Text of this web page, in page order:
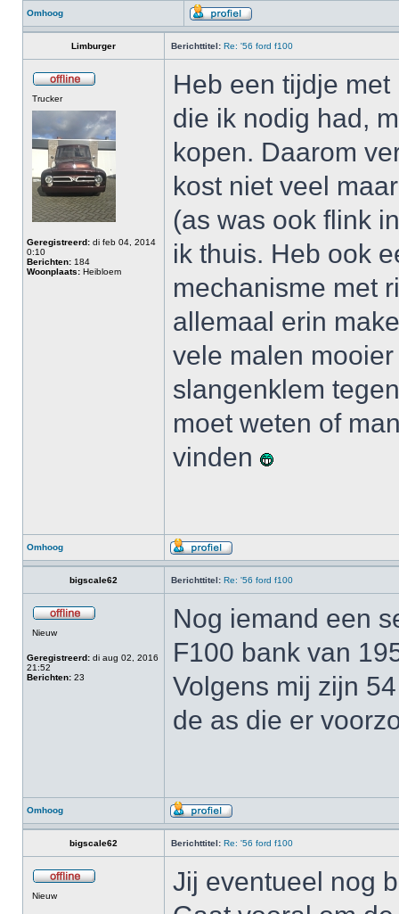
Omhoog
Limburger Berichttitel: Re: '56 ford f100
Trucker
Geregistreerd: di feb 04, 2014
0:10
Berichten: 184
Woonplaats: Heibloem
Heb een tijdje
die ik nodig had,
kopen. Daarom
kost niet veel
(as was ook flink
ik thuis. Heb ook
mechanisme met
allemaal erin
vele malen
slangenklem
moet weten of
vinden
Omhoog
bigscale62 Berichttitel: Re: '56 ford f100
Nieuw
Geregistreerd: di aug 02, 2016
21:52
Berichten: 23
Nog iemand een
F100 bank van
Volgens mij zijn
de as die er
Omhoog
bigscale62 Berichttitel: Re: '56 ford f100
Nieuw
Jij eventueel nog